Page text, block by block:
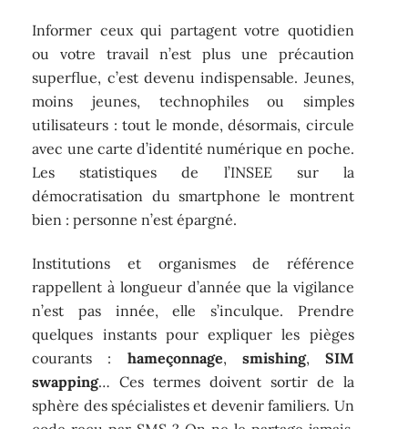
Informer ceux qui partagent votre quotidien
ou votre travail n’est plus une précaution
superflue, c’est devenu indispensable. Jeunes,
moins jeunes, technophiles ou simples
utilisateurs : tout le monde, désormais, circule
avec une carte d’identité numérique en poche.
Les statistiques de l’INSEE sur la
démocratisation du smartphone le montrent
bien : personne n’est épargné.
Institutions et organismes de référence
rappellent à longueur d’année que la vigilance
n’est pas innée, elle s’inculque. Prendre
quelques instants pour expliquer les pièges
courants : hameçonnage, smishing, SIM
swapping… Ces termes doivent sortir de la
sphère des spécialistes et devenir familiers. Un